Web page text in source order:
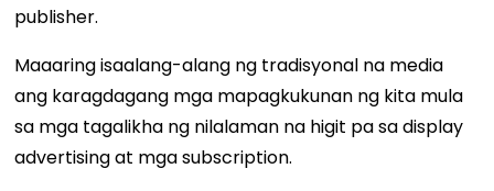
publisher.
Maaaring isaalang-alang ng tradisyonal na media
ang karagdagang mga mapagkukunan ng kita mula
sa mga tagalikha ng nilalaman na higit pa sa display
advertising at mga subscription.